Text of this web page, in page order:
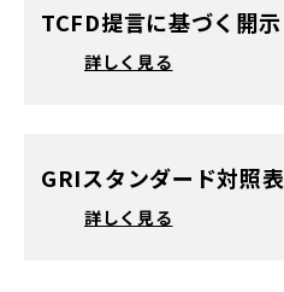
TCFD提言に基づく開示
詳しく見る
GRIスタンダード対照表
詳しく見る